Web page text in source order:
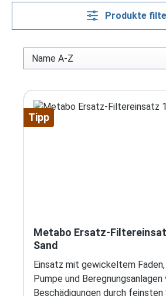
Produkte
Tipp
Metabo Ersatz-
Sand
Einsatz mit gewickeltem
Pumpe und Beregnungsanlagen
Beschädigungen durch feinsten